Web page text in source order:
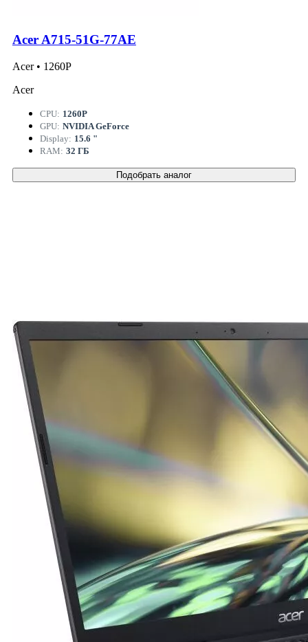
Acer A715-51G-77AE
Acer • 1260P
Acer
CPU: 1260P
GPU: NVIDIA GeForce
Display: 15.6 "
RAM: 32 ГБ
Подобрать аналог